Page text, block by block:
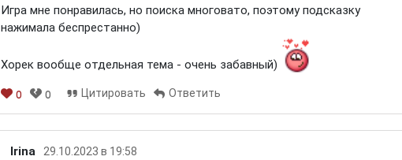
Игра мне понравилась, но поиска многовато, поэтому подсказку
нажимала беспрестанно)
Хорек вообще отдельная тема - очень забавный)
0 0 Цитировать Ответить
Irina 29.10.2023 в 19:58